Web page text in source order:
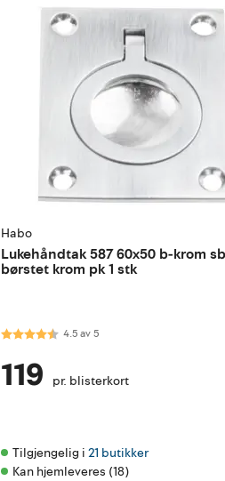
Habo
Lukehåndtak 587 60x50 b-krom sb
børstet krom pk 1 stk
Karakter:4.5 av 5 mulige
4.5av5
119 pr. blisterkort
Tilgjengelig i 21 butikker
Kan hjemleveres (18)